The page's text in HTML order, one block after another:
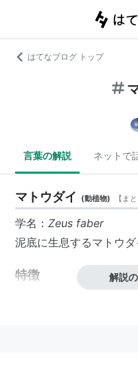
はてなブログ トップ
言葉の解説 ネットで
マトウダイ (動植物) 【 ま
学名：Zeus faber
泥底に生息するマトウ
特徴 解説